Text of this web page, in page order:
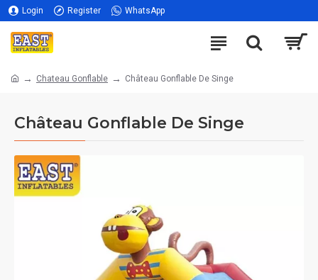
Login Register WhatsApp
Chateau Gonflable Château Gonflable De Singe
Château Gonflable De Singe